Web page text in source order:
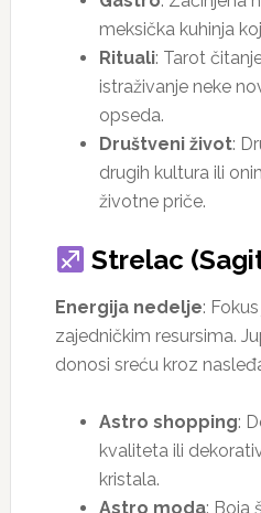
meksička kuhinja
Rituali: Tarot
istraživanje neke
opseda.
Društveni život:
drugih kultura ili
životne priče.
Strelac
Energija nedelje:
zajedničkim resursima.
donosi sreću kroz
Astro shopping:
kvaliteta ili
kristala.
Astro moda: Boja